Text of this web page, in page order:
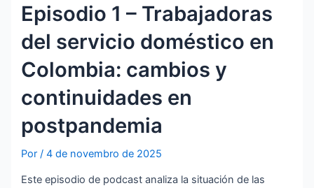
Episodio 1 – Trabajadoras
del servicio doméstico en
Colombia: cambios y
continuidades en
postpandemia
Por/4 de novembro de 2025
Este episodio de podcast analiza la situación de las